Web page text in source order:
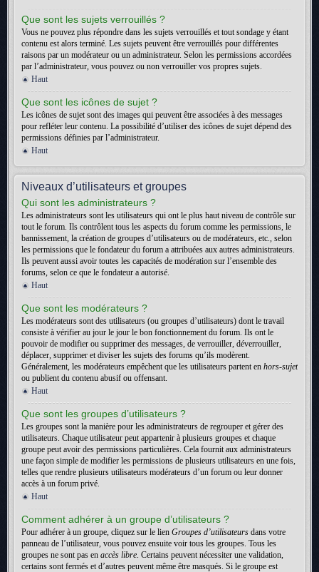
Que sont les sujets verrouillés ?
Vous ne pouvez plus répondre dans les sujets verrouillés et tout sondage y étant
contenu est alors terminé. Les sujets peuvent être verrouillés pour différentes
raisons par un modérateur ou un administrateur. Selon les permissions accordées
par l’administrateur, vous pouvez ou non verrouiller vos propres sujets.
Haut
Que sont les icônes de sujet ?
Les icônes de sujet sont des images qui peuvent être associées à des messages
pour refléter leur contenu. La possibilité d’utiliser des icônes de sujet dépend des
permissions définies par l’administrateur.
Haut
Niveaux d’utilisateurs et groupes
Qui sont les administrateurs ?
Les administrateurs sont les utilisateurs qui ont le plus haut niveau de contrôle sur
tout le forum. Ils contrôlent tous les aspects du forum comme les permissions, le
bannissement, la création de groupes d’utilisateurs ou de modérateurs, etc., selon
les permissions que le fondateur du forum a attribuées aux autres administrateurs.
Ils peuvent aussi avoir toutes les capacités de modération sur l’ensemble des
forums, selon ce que le fondateur a autorisé.
Haut
Que sont les modérateurs ?
Les modérateurs sont des utilisateurs (ou groupes d’utilisateurs) dont le travail
consiste à vérifier au jour le jour le bon fonctionnement du forum. Ils ont le
pouvoir de modifier ou supprimer des messages, de verrouiller, déverrouiller,
déplacer, supprimer et diviser les sujets des forums qu’ils modèrent.
Généralement, les modérateurs empêchent que les utilisateurs partent en hors-sujet
ou publient du contenu abusif ou offensant.
Haut
Que sont les groupes d’utilisateurs ?
Les groupes sont la manière pour les administrateurs de regrouper et gérer des
utilisateurs. Chaque utilisateur peut appartenir à plusieurs groupes et chaque
groupe peut avoir des permissions particulières. Cela fournit aux administrateurs
une façon simple de modifier les permissions de plusieurs utilisateurs en une fois,
telles que rendre plusieurs utilisateurs modérateurs d’un forum ou leur donner
accès à un forum privé.
Haut
Comment adhérer à un groupe d’utilisateurs ?
Pour adhérer à un groupe, cliquez sur le lien Groupes d’utilisateurs dans votre
panneau de l’utilisateur, vous pouvez ensuite voir tous les groupes. Tous les
groupes ne sont pas en accès libre. Certains peuvent nécessiter une validation,
certains sont fermés et d’autres peuvent même être masqués. Si le groupe est